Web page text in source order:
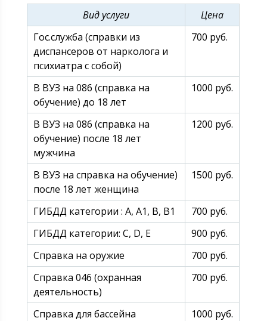
Вид услуги
Цена
Гос.служба (справки из
диспансеров от нарколога и
психиатра с собой)
700 руб.
В ВУЗ на 086 (справка на
обучение) до 18 лет
1000 руб.
В ВУЗ на 086 (справка на
обучение) после 18 лет
мужчина
1200 руб.
В ВУЗ на справка на обучение)
после 18 лет женщина
1500 руб.
ГИБДД категории : А, А1, В, В1
700 руб.
ГИБДД категории: С, D, E
900 руб.
Справка на оружие
700 руб.
Справка 046 (охранная
деятельность)
700 руб.
Справка для бассейна
1000 руб.